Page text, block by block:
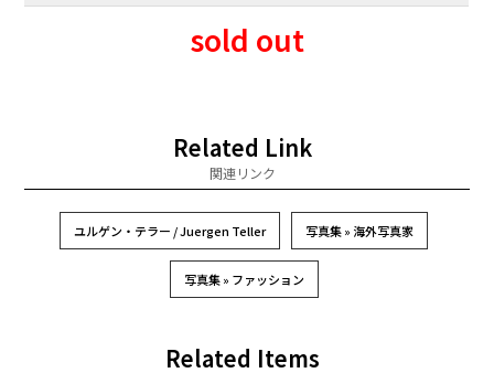
sold out
Related Link
関連リンク
ユルゲン・テラー / Juergen Teller 写真集 » 海外写真家
写真集 » ファッション
Related Items